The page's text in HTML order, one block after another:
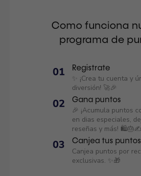
Como funciona
programa de
Registrate
✨ ¡Crea tu cuenta y
diversión! 🚀🎉
Gana puntos
🎉 ¡Acumula puntos
en dias especiales,
reseñas y más!
Canjea tus puntos
Canjea puntos por
exclusivas. ✨🎁